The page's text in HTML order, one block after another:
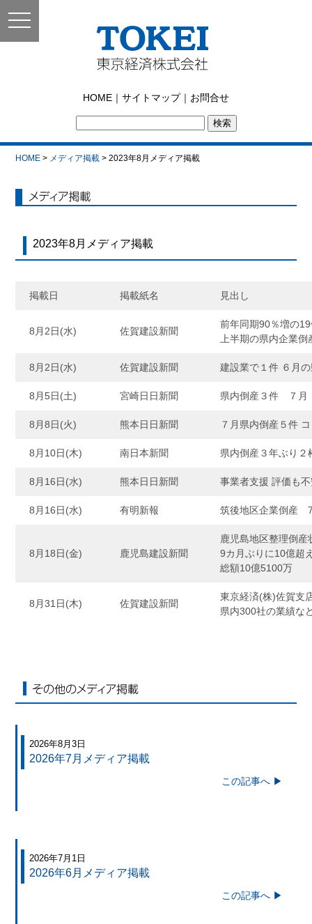
TOKEI
HOME ｜ サイトマップ｜ お問合せ
HOME > メディア掲載 > 2023年8月メディア掲載
toggle
navigation
2023年8月メディア掲載
掲載日 掲載紙名 見出し
8月2日(水) 佐賀建設新聞
前年同期90％増の
上半期の県内企業倒
8月2日(水) 佐賀建設新聞 建設業で１件 ６月
8月5日(土) 宮崎日日新聞 県内倒産３件 ７月
8月8日(火) 熊本日日新聞 ７月県内倒産５件
8月10日(木) 南日本新聞 県内倒産３年ぶり
8月16日(水) 熊本日日新聞 事業者支援 評価も
8月16日(水) 有明新報 筑後地区企業倒産
8月18日(金) 鹿児島建設新聞
鹿児島地区整理倒
9カ月ぶりに10億超
総額10億5100万
8月31日(木) 佐賀建設新聞
東京経済(株)佐賀支
県内300社の業績な
2026年8月3日
2026年7月メディア掲載
この記事へ ▶
2026年7月1日
2026年6月メディア掲載
この記事へ ▶